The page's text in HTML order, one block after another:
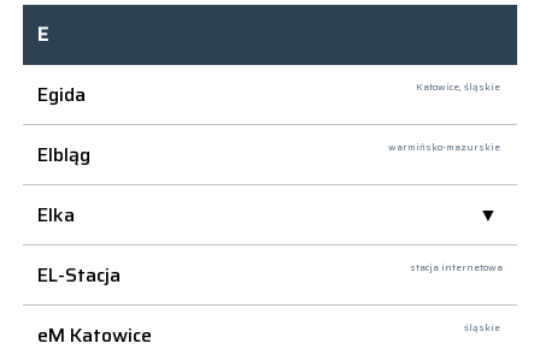
E
Egida
Katowice, śląskie
Elbląg warmińsko-mazurskie
Elka
EL-Stacja
stacja internetowa
eM Katowice śląskie